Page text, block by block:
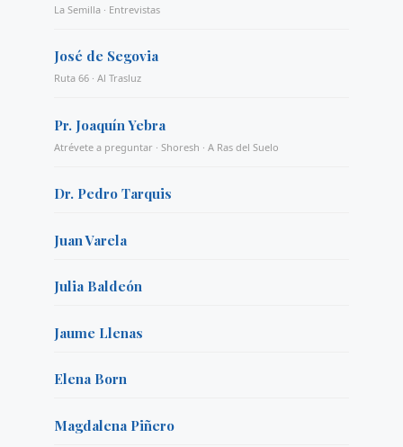
La Semilla · Entrevistas
José de Segovia
Ruta 66 · Al Trasluz
Pr. Joaquín Yebra
Atrévete a preguntar · Shoresh · A Ras del Suelo
Dr. Pedro Tarquis
Juan Varela
Julia Baldeón
Jaume Llenas
Elena Born
Magdalena Piñero